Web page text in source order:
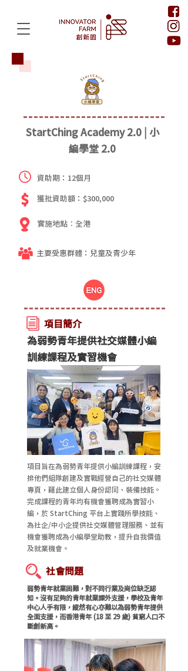
StartChing Academy 2.0 | 小
編學堂 2.0
資助期：12個月
獲批資助額：$300,000
實施地點︰全港
主要受惠群體：兒童及青少年
項目簡介
為弱勢青年提供社交媒體小編
訓練課程及實習機會
項目旨在為弱勢青年提供小編訓練課程，安
排他們組隊創建及實戰經營自己的社交媒體
專頁，藉此建立個人身份認同、裝備技能。
完成課程的青年均有機會獲聘成為實習小
編，於 StartChing 平台上實踐所學技能、
為社企/中小企提供社交媒體管理服務、並有
機會獲聘成為小編學堂助教，提升自我價值
及就業機會。
社會問題
弱勢青年就業困難，對不同行業及崗位缺乏認
知。沒有足夠的青年就業課外支援，學校及青年
中心人手有限，縱然有心亦難以為弱勢青年提供
全面支援，而香港青年 (18 至 29 歲) 貧窮人口不
斷創新高。